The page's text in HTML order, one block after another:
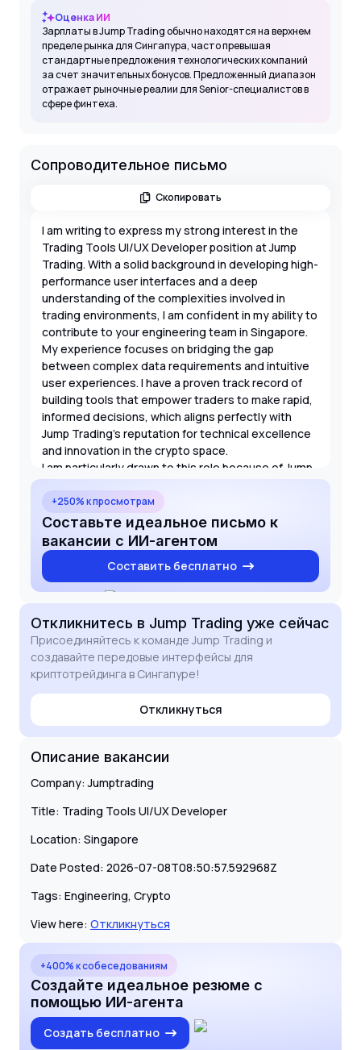
Оценка ИИ
Зарплаты в Jump Trading обычно находятся на верхнем
пределе рынка для Сингапура, часто превышая
стандартные предложения технологических компаний
за счет значительных бонусов. Предложенный диапазон
отражает рыночные реалии для Senior-специалистов в
сфере финтеха.
Сопроводительное письмо
Скопировать
I am writing to express my strong interest in the
Trading Tools UI/UX Developer position at Jump
Trading. With a solid background in developing high-
performance user interfaces and a deep
understanding of the complexities involved in
trading environments, I am confident in my ability to
contribute to your engineering team in Singapore.
My experience focuses on bridging the gap
between complex data requirements and intuitive
user experiences. I have a proven track record of
building tools that empower traders to make rapid,
informed decisions, which aligns perfectly with
Jump Trading's reputation for technical excellence
and innovation in the crypto space.
I am particularly drawn to this role because of Jump
Trading's leadership in the quantitative trading
industry. I am eager to bring my technical skills in UI
development and my passion for crypto markets to
help refine and advance your internal trading tools.
+250% к просмотрам
Составьте идеальное письмо к
вакансии с ИИ-агентом
Составить бесплатно
Откликнитесь в Jump Trading уже сейчас
Присоединяйтесь к команде Jump Trading и
создавайте передовые интерфейсы для
криптотрейдинга в Сингапуре!
Откликнуться
Описание вакансии
Company: Jumptrading
Title: Trading Tools UI/UX Developer
Location: Singapore
Date Posted: 2026-07-08T08:50:57.592968Z
Tags: Engineering, Crypto
View here: Откликнуться
+400% к собеседованиям
Создайте идеальное резюме с
помощью ИИ-агента
Создать бесплатно